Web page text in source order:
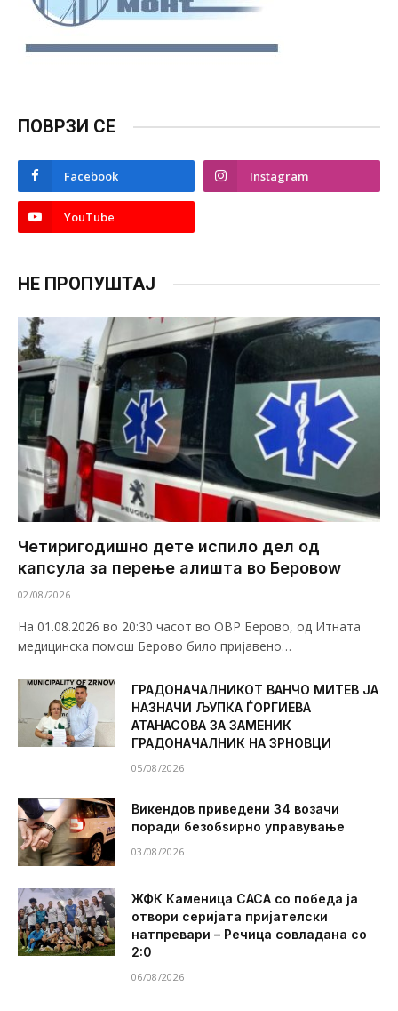
ПОВРЗИ СЕ
Facebook Instagram
YouTube
НЕ ПРОПУШТАЈ
Четиригодишно дете испило дел од
капсула за перење алишта во Беровоw
02/08/2026
На 01.08.2026 во 20:30 часот во ОВР Берово, од Итната
медицинска помош Берово било пријавено…
ГРАДОНАЧАЛНИКОТ ВАНЧО МИТЕВ ЈА
НАЗНАЧИ ЉУПКА ЃОРГИЕВА
АТАНАСОВА ЗА ЗАМЕНИК
ГРАДОНАЧАЛНИК НА ЗРНОВЦИ
05/08/2026
Викендов приведени 34 возачи
поради безобѕирно управување
03/08/2026
ЖФК Каменица САСА со победа ја
отвори серијата пријателски
натпревари – Речица совладана со
2:0
06/08/2026